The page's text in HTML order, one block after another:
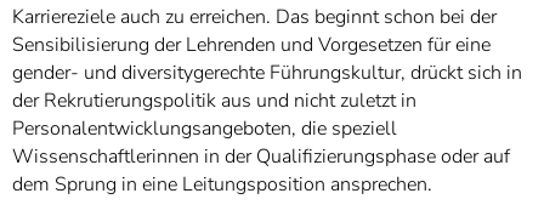
Karriereziele auch zu erreichen. Das beginnt schon bei der
Sensibilisierung der Lehrenden und Vorgesetzen für eine
gender- und diversitygerechte Führungskultur, drückt sich in
der Rekrutierungspolitik aus und nicht zuletzt in
Personalentwicklungsangeboten, die speziell
Wissenschaftlerinnen in der Qualifizierungsphase oder auf
dem Sprung in eine Leitungsposition ansprechen.